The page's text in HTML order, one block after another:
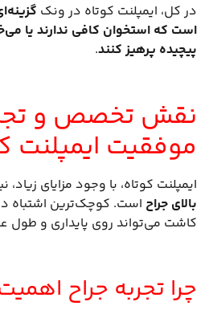
در کل، ایمپلنت کوتاه در ونک
است که استخوان کافی ندارند یا
پیچیده پرهیز کنند.
نقش تخصص و
موفقیت ایمپلنت
ایمپلنت کوتاه، با وجود مزایای زیاد،
بالای جراح است. کوچک‌ترین اشتباه
کاشت می‌تواند روی پایداری و طول
چرا تجربه جراح